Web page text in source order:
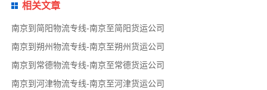
相关文章
南京到简阳物流专线-南京至简阳货运公司
南京到朔州物流专线-南京至朔州货运公司
南京到常德物流专线-南京至常德货运公司
南京到河津物流专线-南京至河津货运公司